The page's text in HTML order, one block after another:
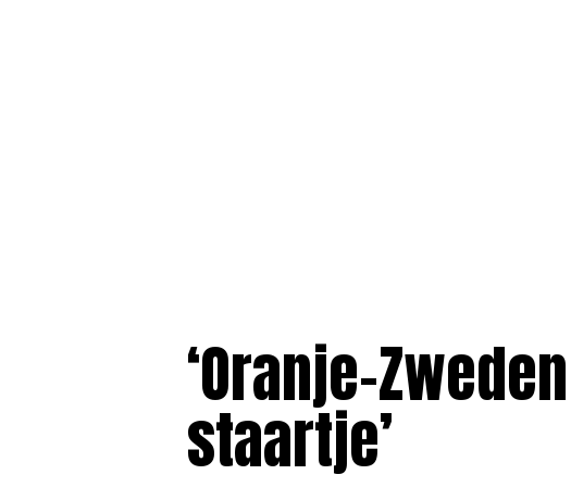
‘Oranje-
staartje’